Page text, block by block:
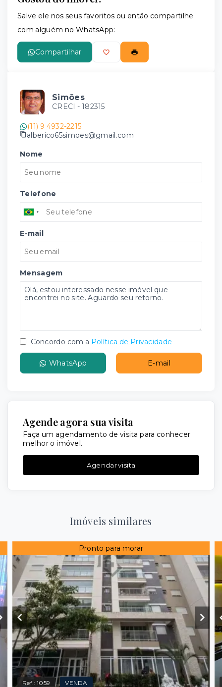
Salve ele nos seus favoritos ou então compartilhe
com alguém no WhatsApp:
Compartilhar
Simões
CRECI - 182315
(11) 9 4932-2215
alberico65simoes@gmail.com
Nome
Telefone
E-mail
Mensagem
Concordo com a Política de Privacidade
WhatsApp E-mail
Agende agora sua visita
Faça um agendamento de visita para conhecer
melhor o imóvel.
Agendar visita
Imóveis similares
Pronto para morar
Ref.:1059 VENDA